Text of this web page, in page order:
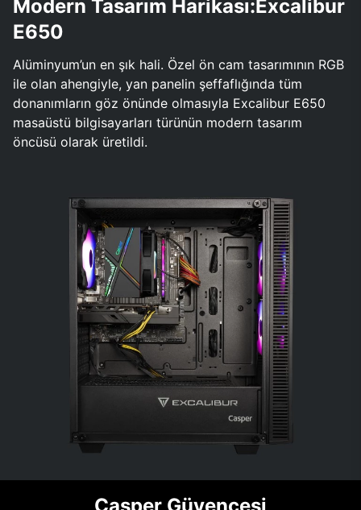
Modern Tasarım Harikası:Excalibur
E650
Alüminyum’un en şık hali. Özel ön cam tasarımının RGB
ile olan ahengiyle, yan panelin şeffaflığında tüm
donanımların göz önünde olmasıyla Excalibur E650
masaüstü bilgisayarları türünün modern tasarım
öncüsü olarak üretildi.